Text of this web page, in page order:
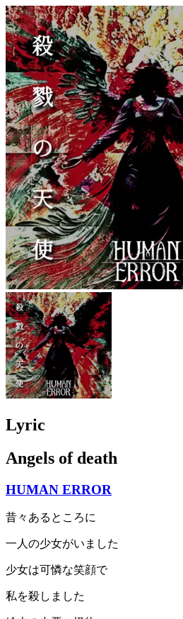
Lyric
Angels of death
HUMAN ERROR
昔々あるところに
一人の少女がいました
少女は可憐な笑顔で
私を殺しました